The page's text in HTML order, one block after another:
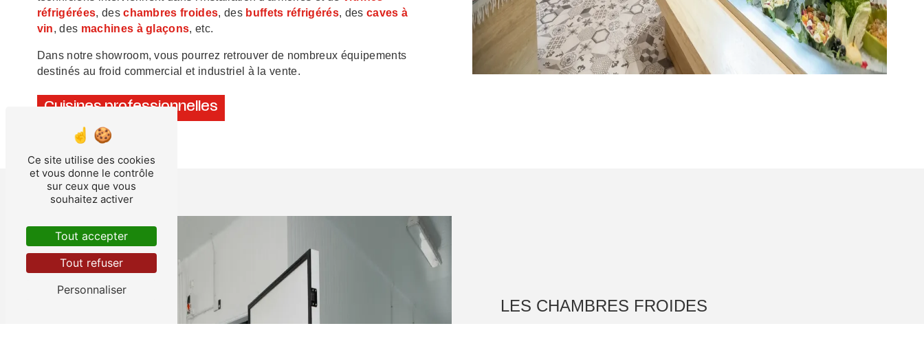
réfrigérées, deschambres froides, des buffets réfrigérés, des caves à
vin, des machines à glaçons, etc.
Dans notre showroom, vous pourrez retrouver de nombreux équipements
destinés au froid commercial et industriel à la vente.
Cuisines professionnelles
LES CHAMBRES FROIDES
Ce site utilise des cookies
et vous donne le contrôle
sur ceux que vous
souhaitez activer
Tout accepter
Tout refuser
Personnaliser